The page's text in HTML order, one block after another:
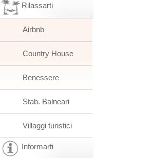
Rilassarti
Airbnb
Country House
Benessere
Stab. Balneari
Villaggi turistici
Informarti